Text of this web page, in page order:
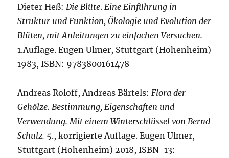
Dieter Heß: Die Blüte. Eine Einführung in
Struktur und Funktion, Ökologie und Evolution der
Blüten, mit Anleitungen zu einfachen Versuchen.
1.Auflage. Eugen Ulmer, Stuttgart (Hohenheim)
1983, ISBN: 9783800161478
Andreas Roloff, Andreas Bärtels: Flora der
Gehölze. Bestimmung, Eigenschaften und
Verwendung. Mit einem Winterschlüssel von Bernd
Schulz. 5., korrigierte Auflage. Eugen Ulmer,
Stuttgart (Hohenheim) 2018, ISBN-13: